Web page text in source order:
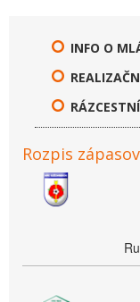
INFO O
Rozpis zápasov